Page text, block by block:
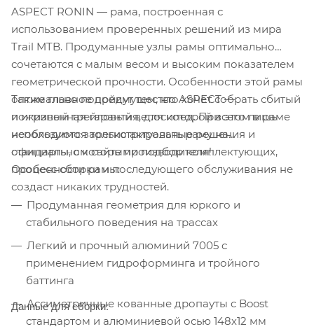
ASPECT RONIN — рама, построенная с
использованием проверенных решений из мира
Trail MTB. Продуманные узлы рамы оптимально
сочетаются с малым весом и высоким показателем
геометрической прочности. Особенности этой рамы
оптимально подойдут тем, кто хочет собрать сбитый
и игривый трейловый велосипед. При этом в раме
используются только актуальные решения и
стандарты, с которыми подбор комплектующих,
процесс сборки и последующего обслуживания не
создаст никаких трудностей.
Также главное преимущество ASPECT —
пожизненная гарантия, для которой всего лишь
необходимо зарегистрировать раму на
официальном сайте производителя!
Особенности рамы:
Продуманная геометрия для юркого и
стабильного поведения на трассах
Легкий и прочный алюминий 7005 с
применением гидроформинга и тройного
баттинга
Ассиметричные кованные дропауты с Boost
стандартом и алюминиевой осью 148х12 мм
Данные для сборки: